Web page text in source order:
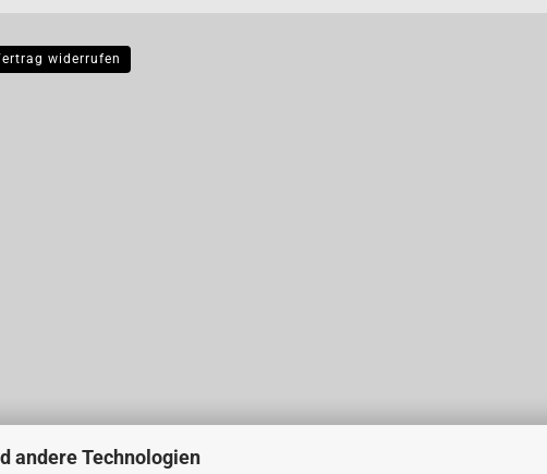
andere Technologien
widerrufen